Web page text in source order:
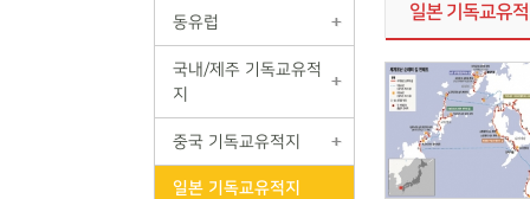
동유럽
국내/제주 기독교유적
지
중국 기독교유적지
일본 기독교유적지
일본 기독교유